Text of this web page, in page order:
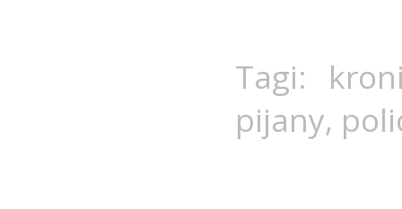
Tagi:
pijany,